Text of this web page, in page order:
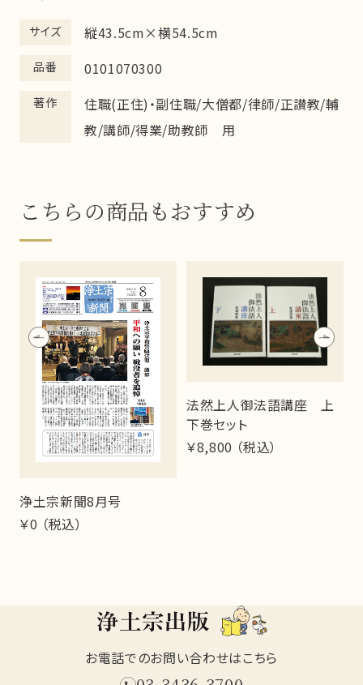
サイズ 縦43.5cm×横54.5cm
品番 0101070300
著作
住職(正住)・副住職/大僧都/律師/正讃教/輔
教/講師/得業/助教師 用
こちらの商品もおすすめ
浄土宗新聞8月号
￥0 （税込）
法然上人御法語講座 上
下巻セット
￥8,800 （税込）
お電話でのお問い合わせはこちら